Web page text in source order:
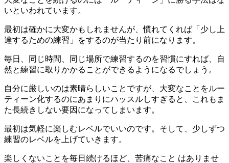
いといわれています。
最初は確かに大変かもしれませんが、慣れてくれば「少し上
達するための練習」をするのが当たり前になります。
毎日、同じ時間、同じ場所で練習するのを習慣にすれば、自
然と練習に取りかかることができるようになるでしょう。
自分に厳しいのは素晴らしいことですが、大変なことをルー
ティーン化するのにあまりにハッスルしすぎると、これもま
た長続きしない要因になってしまいます。
最初は気軽に楽しむレベルでいいのです。そして、少しずつ
練習のレベルを上げていきます。
楽しくないことを毎日続けるほど、苦痛なこと はありませ